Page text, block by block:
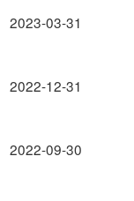
2023-03-31
2022-12-31
2022-09-30